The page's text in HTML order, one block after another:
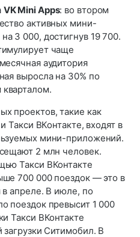
VK Mini Apps: во втором
активных мини-
3 000, достигнув 19 700.
чаще
аудитория
выросла на 30% по
проектов, такие как
Такси ВКонтакте, входят в
мини-приложений.
2 млн человек.
Такси ВКонтакте
700 000 поездок — это в
апреле. В июле, по
поездок превысит 1 000
Такси ВКонтакте
загрузки Ситимобил. В